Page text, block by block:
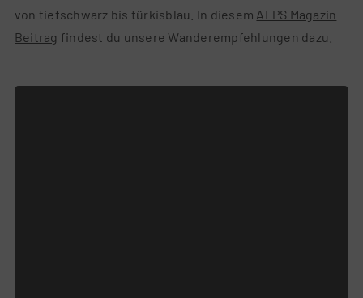
von tiefschwarz bis türkisblau. In diesem ALPS Magazin
Beitrag findest du unsere Wanderempfehlungen dazu.